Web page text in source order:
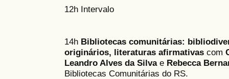
12h Intervalo
14h Bibliotecas comunitárias:
originários, literaturas afirmativas com
Leandro Alves da Silvae Rebecca
Bibliotecas Comunitárias do RS.